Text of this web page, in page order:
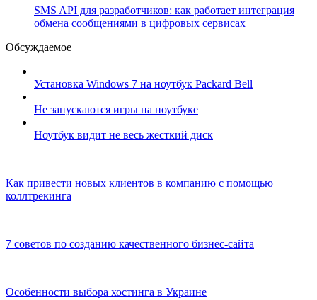
SMS API для разработчиков: как работает интеграция
обмена сообщениями в цифровых сервисах
Обсуждаемое
Установка Windows 7 на ноутбук Packard Bell
Не запускаются игры на ноутбуке
Ноутбук видит не весь жесткий диск
Как привести новых клиентов в компанию с помощью
коллтрекинга
7 советов по созданию качественного бизнес-сайта
Особенности выбора хостинга в Украине